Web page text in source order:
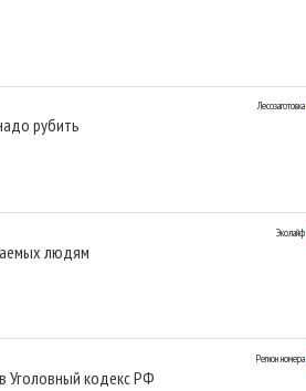
Лесозаготовка
рубить
Эколайф
людям
Регион номера
Уголовный кодекс РФ